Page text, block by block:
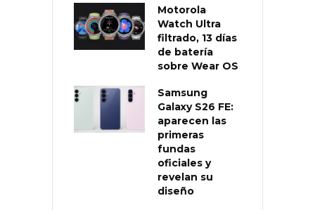
Motorola
Watch Ultra
filtrado, 13 días
de batería
sobre Wear OS
Samsung
Galaxy S26 FE:
aparecen las
primeras
fundas
oficiales y
revelan su
diseño